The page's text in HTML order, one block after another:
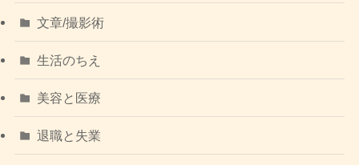
文章/撮影術
生活のちえ
美容と医療
退職と失業